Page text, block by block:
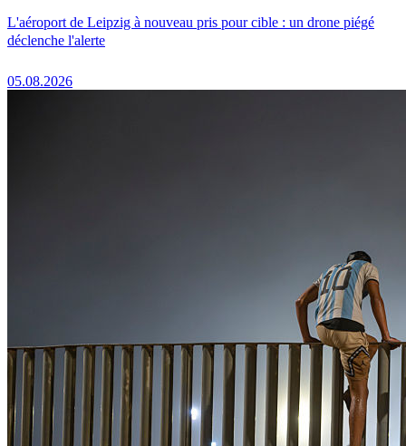
L'aéroport de Leipzig à nouveau pris pour cible : un drone piégé
déclenche l'alerte
05.08.2026